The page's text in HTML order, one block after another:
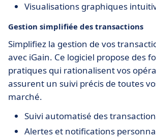
Visualisations graphiques
Gestion simplifiée des transactions
Simplifiez la gestion de vos
avec iGain. Ce logiciel propose des
pratiques qui rationalisent vos
assurent un suivi précis de toutes
marché.
Suivi automatisé des
Alertes et notifications